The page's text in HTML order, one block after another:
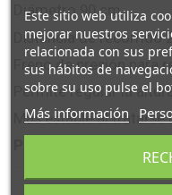
Diámetro 90 cm.
Distancia de recorrido
Freno de presión para
Permite regular la
Más estable al tratarse
Este sitio web utiliza
mejorar nuestros
relacionada con sus
sus hábitos de
sobre su uso pulse el
Más información